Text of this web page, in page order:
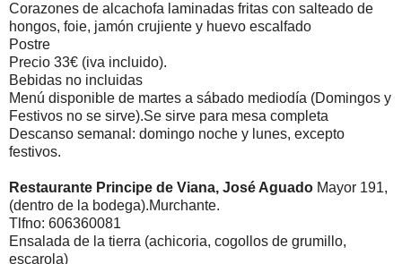
Corazones de alcachofa laminadas fritas con salteado de
hongos, foie, jamón crujiente y huevo escalfado
Postre
Precio 33€ (iva incluido).
Bebidas no incluidas
Menú disponible de martes a sábado mediodía (Domingos y
Festivos no se sirve).Se sirve para mesa completa
Descanso semanal: domingo noche y lunes, excepto
festivos.
Restaurante Principe de Viana, José Aguado Mayor 191,
(dentro de la bodega).Murchante.
Tlfno: 606360081
Ensalada de la tierra (achicoria, cogollos de grumillo,
escarola)